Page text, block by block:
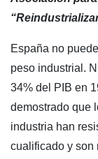
España no
peso industrial.
34% del PIB en
demostrado que
industria han
cualificado y son